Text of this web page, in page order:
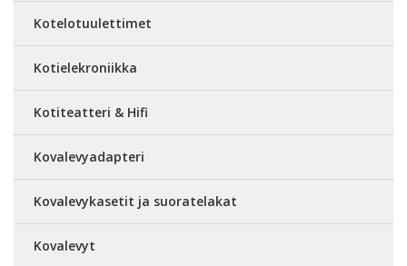
Kotelotuulettimet
Kotielekroniikka
Kotiteatteri & Hifi
Kovalevyadapteri
Kovalevykasetit ja suoratelakat
Kovalevyt